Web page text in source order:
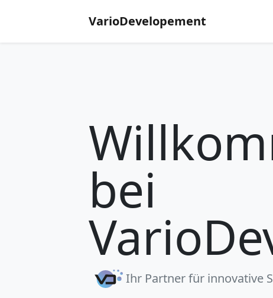
VarioDevelopement
bei
Ihr Partner für innovative